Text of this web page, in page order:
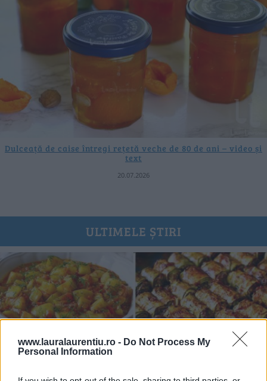
www.lauralaurentiu.ro - Do Not Process My
Personal Information
Dulceață de caise întregi rețetă veche de 80 de ani – video și
text
20.07.2026
ULTIMELE ȘTIRI